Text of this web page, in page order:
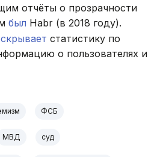
отчёты о прозрачности
был Habr (в 2018 году).
статистику по
о пользователях и
ФСБ
МВД суд